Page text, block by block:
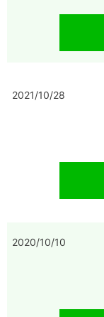
2021/10/28
2020/10/10